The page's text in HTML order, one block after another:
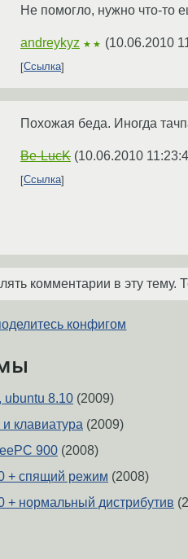
Не помогло, нужно что-то
andreykyz ★★ (10.06.2010
Ссылка
Похожая беда. Иногда
Be-LucK (10.06.2010
Ссылка
комментарии в эту тему.
конфигом
ubuntu 8.10 (2009)
клавиатура (2009)
900 (2008)
+ спящий режим (2008)
+ нормальный дистрибутив